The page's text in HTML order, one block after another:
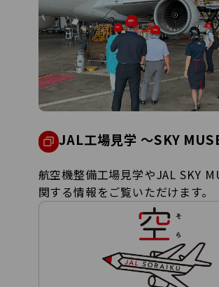
JAL工場見学 ～SKY
航空機整備工場見学やJAL SKY
関する情報をご覧いただけます。